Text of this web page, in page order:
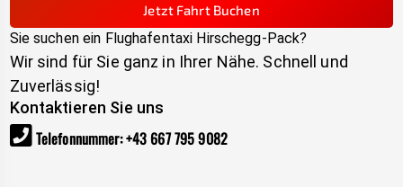
Jetzt Fahrt Buchen
Sie suchen ein Flughafentaxi Hirschegg-Pack?
Wir sind für Sie ganz in Ihrer Nähe. Schnell und
Zuverlässig!
Kontaktieren Sie uns
Telefonnummer:+43 667 795 9082